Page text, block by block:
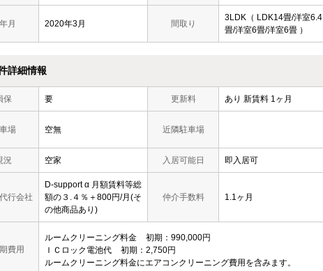
月 2020年3月 間取り
3LDK（ LDK14畳/洋室6.4
畳/洋室6畳/洋室6畳 ）
詳細情報
保 要 更新料 あり 新賃料 1ヶ月
場 空無 近隣駐車場
況 空家 入居可能日 即入居可
行会社
D-support α 月額賃料等総
額の３.４％＋800円/月(そ
の他商品あり)
仲介手数料 1.1ヶ月
費用
ルームクリーニング料金 初期
990,000円
ＩＣロック電池代
初期
2,750円
ルームクリーニング料金にエアコンクリーニング費用を含みます。